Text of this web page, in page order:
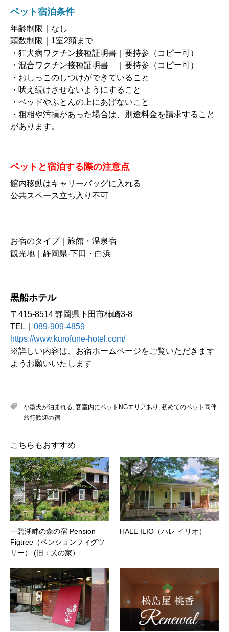
ペット宿泊条件
年齢制限｜なし
頭数制限｜1室2頭まで
・狂犬病ワクチン接種証明書｜要持参（コピー可）
・混合ワクチン接種証明書 ｜要持参（コピー可）
・おしっこのしつけができていること
・吠え続けさせないようにすること
・ベッドやふとんの上にあげないこと
・粗相や汚損があった場合は、別途料金を請求すること
があります。
ペットと宿泊する際の注意点
館内移動はキャリーバッグに入れる
公共スペース立ち入り不可
お宿のタイプ｜旅館・温泉宿
観光地｜静岡県-下田・白浜
黒船ホテル
〒415-8514 静岡県下田市柿崎3-8
TEL｜ 089-909-4859
https://www.kurofune-hotel.com/
※詳しい内容は、お宿ホームページをご覧いただきます
ようお願いいたします
小型犬が泊まれる, 客室内にペットNGエリアあり , 初めてのペット同伴
旅行歓迎の宿
こちらもおすすめ
一碧湖畔の森の宿 Pension
Figtree（ペンションフィグツ
リー） (旧：犬の家）
HALE ILIO（ハレ イリオ）